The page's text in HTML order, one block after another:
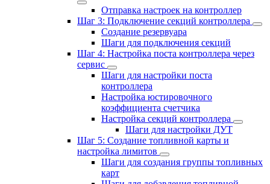
Отправка настроек на контроллер
Шаг 3: Подключение секций контроллера
Создание резервуара
Шаги для подключения секций
Шаг 4: Настройка поста контроллера через
сервис
Шаги для настройки поста
контроллера
Настройка юстировочного
коэффициента счетчика
Настройка секций контроллера
Шаги для настройки ДУТ
Шаг 5: Создание топливной карты и
настройка лимитов
Шаги для создания группы топливных
карт